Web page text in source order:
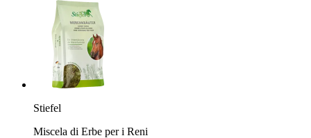
Stiefel
Miscela di Erbe per i Reni